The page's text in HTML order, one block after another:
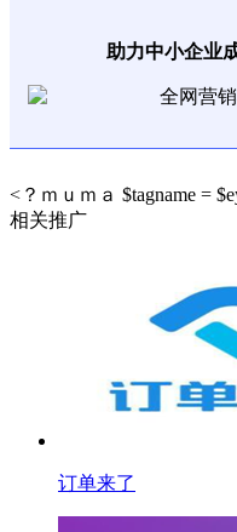
助力中小企业
<？ｍｕｍａ $tagname =
相关推广
订单来了